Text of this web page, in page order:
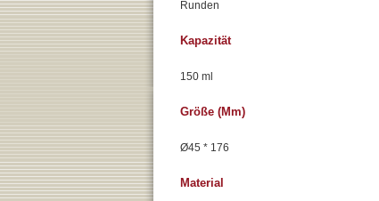
Runden
Kapazität
150 ml
Größe (mm)
Ø45 * 176
Material